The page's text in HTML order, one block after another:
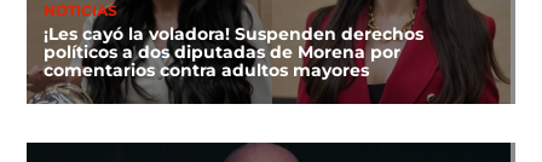
NOTICIAS
¡Les cayó la voladora! Suspenden derechos
políticos a dos diputadas de Morena por
comentarios contra adultos mayores